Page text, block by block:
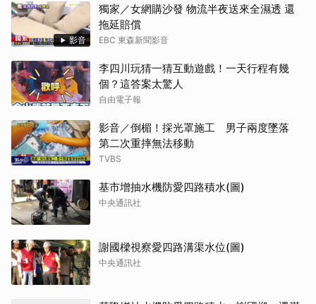
影音
獨家／女網購沙發 物流半夜送來全濕透 還
拖延賠償
EBC 東森新聞影音
李四川玩猜一猜互動遊戲！一天行程有幾
個？這答案太驚人
自由電子報
影音／倒楣！採光罩施工 男子兩度墜落
第二次重摔無法移動
TVBS
基市增抽水機防愛四路積水(圖)
中央通訊社
謝國樑視察愛四路溝渠水位(圖)
中央通訊社